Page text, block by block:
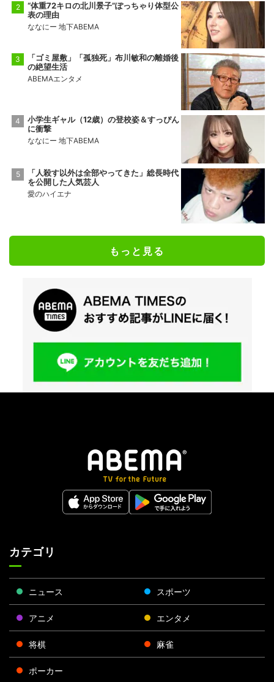
“体重72キロの北川景子”ぽっちゃり体型公
表の理由
ななにー 地下ABEMA
「ゴミ屋敷」「孤独死」布川敏和の離婚後
の絶望生活
ABEMAエンタメ
小学生ギャル（12歳）の登校姿＆すっぴん
に衝撃
ななにー 地下ABEMA
「人殺す以外は全部やってきた」総長時代
を公開した人気芸人
愛のハイエナ
もっと見る
カテゴリ
ニュース スポーツ
アニメ エンタメ
将棋 麻雀
ポーカー